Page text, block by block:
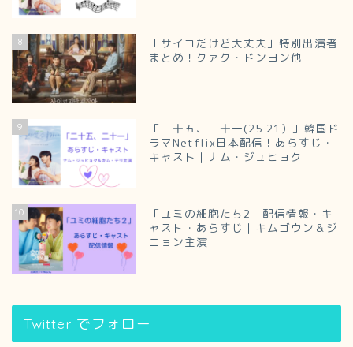
8
「サイコだけど大丈夫」特別出演者
まとめ！クァク・ドンヨン他
9
「二十五、二十一(25 21）」韓国ド
ラマNetflix日本配信！あらすじ・
キャスト｜ナム・ジュヒョク
10
「ユミの細胞たち2」配信情報・キ
ャスト・あらすじ｜キムゴウン＆ジ
ニョン主演
Twitter でフォロー